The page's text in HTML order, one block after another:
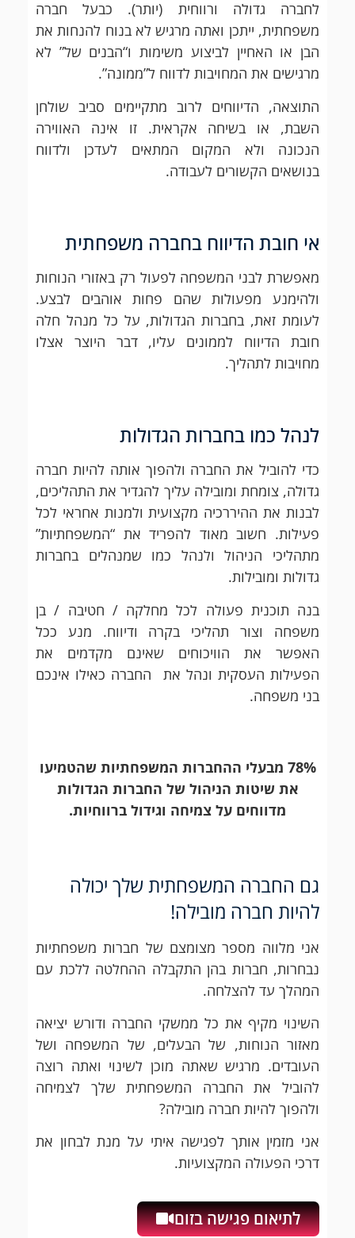
לחברה גדולה ורווחית (יותר). כבעל חברה
משפחתית, ייתכן ואתה מרגיש לא בנוח להנחות את
הבן או האחיין לביצוע משימות ו“הבנים של” לא
מרגישים את המחויבות לדווח ל”ממונה”.
התוצאה, הדיווחים לרוב מתקיימים סביב שולחן
השבת, או בשיחה אקראית. זו אינה האווירה
הנכונה ולא המקום המתאים לעדכן ולדווח
בנושאים הקשורים לעבודה.
אי חובת הדיווח בחברה משפחתית
מאפשרת לבני המשפחה לפעול רק באזורי הנוחות
ולהימנע מפעולות שהם פחות אוהבים לבצע.
לעומת זאת, בחברות הגדולות, על כל מנהל חלה
חובת הדיווח לממונים עליו, דבר היוצר אצלו
מחויבות לתהליך.
לנהל כמו בחברות הגדולות
כדי להוביל את החברה ולהפוך אותה להיות חברה
גדולה, צומחת ומובילה עליך להגדיר את התהליכים,
לבנות את ההיררכיה מקצועית ולמנות אחראי לכל
פעילות. חשוב מאוד להפריד את “המשפחתיות”
מתהליכי הניהול ולנהל כמו שמנהלים בחברות
גדולות ומובילות.
בנה תוכנית פעולה לכל מחלקה / חטיבה / בן
משפחה וצור תהליכי בקרה ודיווח. מנע ככל
האפשר את הוויכוחים שאינם מקדמים את
הפעילות העסקית ונהל את החברה כאילו אינכם
בני משפחה.
78% מבעלי ההחברות המשפחתיות שהטמיעו
את שיטות הניהול של החברות הגדולות
מדווחים על צמיחה וגידול ברווחיות.
גם החברה המשפחתית שלך יכולה
להיות חברה מובילה!
אני מלווה מספר מצומצם של חברות משפחתיות
נבחרות, חברות בהן התקבלה ההחלטה ללכת עם
המהלך עד להצלחה.
השינוי מקיף את כל ממשקי החברה ודורש יציאה
מאזור הנוחות, של הבעלים, של המשפחה ושל
העובדים. מרגיש שאתה מוכן לשינוי ואתה רוצה
להוביל את החברה המשפחתית שלך לצמיחה
ולהפוך להיות חברה מובילה?
אני מזמין אותך לפגישה איתי על מנת לבחון את
דרכי הפעולה המקצועיות.
לתיאום פגישה בזום